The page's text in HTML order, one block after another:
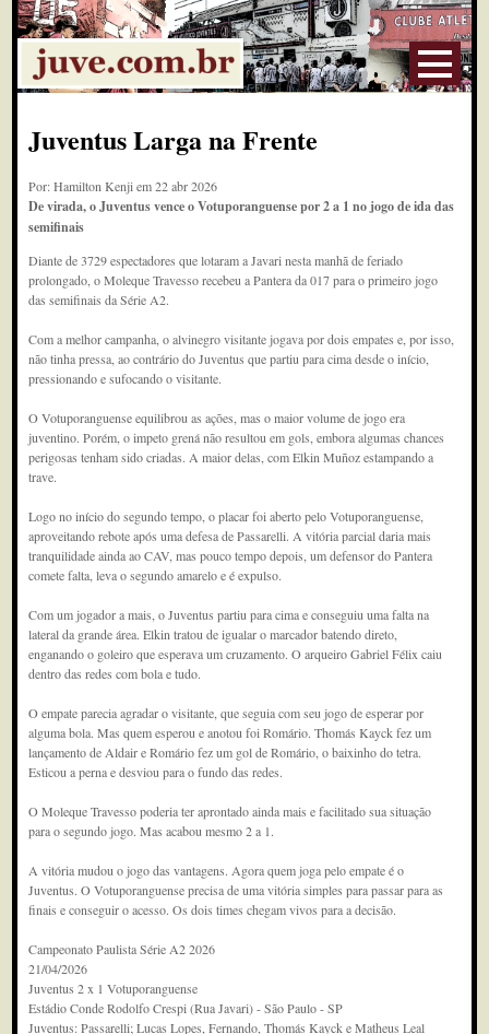
Juventus Larga na Frente
Por: Hamilton Kenji em 22 abr 2026
De virada, o Juventus vence o Votuporanguense por 2 a 1 no jogo de ida das
semifinais
Diante de 3729 espectadores que lotaram a Javari nesta manhã de feriado
prolongado, o Moleque Travesso recebeu a Pantera da 017 para o primeiro jogo
das semifinais da Série A2.
Com a melhor campanha, o alvinegro visitante jogava por dois empates e, por isso,
não tinha pressa, ao contrário do Juventus que partiu para cima desde o início,
pressionando e sufocando o visitante.
O Votuporanguense equilibrou as ações, mas o maior volume de jogo era
juventino. Porém, o impeto grená não resultou em gols, embora algumas chances
perigosas tenham sido criadas. A maior delas, com Elkin Muñoz estampando a
trave.
Logo no início do segundo tempo, o placar foi aberto pelo Votuporanguense,
aproveitando rebote após uma defesa de Passarelli. A vitória parcial daria mais
tranquilidade ainda ao CAV, mas pouco tempo depois, um defensor do Pantera
comete falta, leva o segundo amarelo e é expulso.
Com um jogador a mais, o Juventus partiu para cima e conseguiu uma falta na
lateral da grande área. Elkin tratou de igualar o marcador batendo direto,
enganando o goleiro que esperava um cruzamento. O arqueiro Gabriel Félix caiu
dentro das redes com bola e tudo.
O empate parecia agradar o visitante, que seguia com seu jogo de esperar por
alguma bola. Mas quem esperou e anotou foi Romário. Thomás Kayck fez um
lançamento de Aldair e Romário fez um gol de Romário, o baixinho do tetra.
Esticou a perna e desviou para o fundo das redes.
O Moleque Travesso poderia ter aprontado ainda mais e facilitado sua situação
para o segundo jogo. Mas acabou mesmo 2 a 1.
A vitória mudou o jogo das vantagens. Agora quem joga pelo empate é o
Juventus. O Votuporanguense precisa de uma vitória simples para passar para as
finais e conseguir o acesso. Os dois times chegam vivos para a decisão.
Campeonato Paulista Série A2 2026
21/04/2026
Juventus 2 x 1 Votuporanguense
Estádio Conde Rodolfo Crespi (Rua Javari) - São Paulo - SP
Juventus: Passarelli; Lucas Lopes, Fernando, Thomás Kayck e Matheus Leal